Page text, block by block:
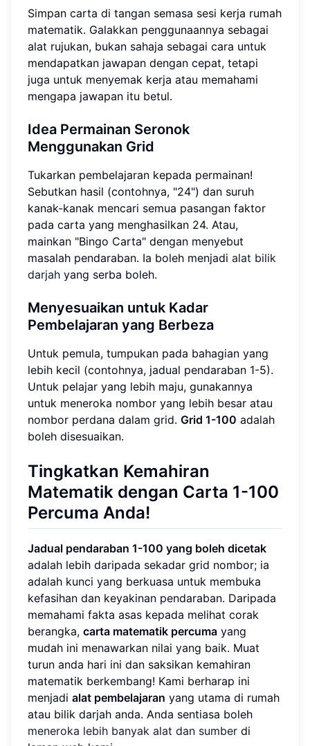
Simpan carta di tangan semasa sesi kerja rumah
matematik. Galakkan penggunaannya sebagai
alat rujukan, bukan sahaja sebagai cara untuk
mendapatkan jawapan dengan cepat, tetapi
juga untuk menyemak kerja atau memahami
mengapa jawapan itu betul.
Idea Permainan Seronok
Menggunakan Grid
Tukarkan pembelajaran kepada permainan!
Sebutkan hasil (contohnya, "24") dan suruh
kanak-kanak mencari semua pasangan faktor
pada carta yang menghasilkan 24. Atau,
mainkan "Bingo Carta" dengan menyebut
masalah pendaraban. Ia boleh menjadi alat bilik
darjah yang serba boleh.
Menyesuaikan untuk Kadar
Pembelajaran yang Berbeza
Untuk pemula, tumpukan pada bahagian yang
lebih kecil (contohnya, jadual pendaraban 1-5).
Untuk pelajar yang lebih maju, gunakannya
untuk meneroka nombor yang lebih besar atau
nombor perdana dalam grid. Grid 1-100 adalah
boleh disesuaikan.
Tingkatkan Kemahiran
Matematik dengan Carta 1-100
Percuma Anda!
Jadual pendaraban 1-100 yang boleh dicetak
adalah lebih daripada sekadar grid nombor; ia
adalah kunci yang berkuasa untuk membuka
kefasihan dan keyakinan pendaraban. Daripada
memahami fakta asas kepada melihat corak
berangka, carta matematik percuma yang
mudah ini menawarkan nilai yang baik. Muat
turun anda hari ini dan saksikan kemahiran
matematik berkembang! Kami berharap ini
menjadi alat pembelajaran yang utama di rumah
atau bilik darjah anda. Anda sentiasa boleh
meneroka lebih banyak alat dan sumber di